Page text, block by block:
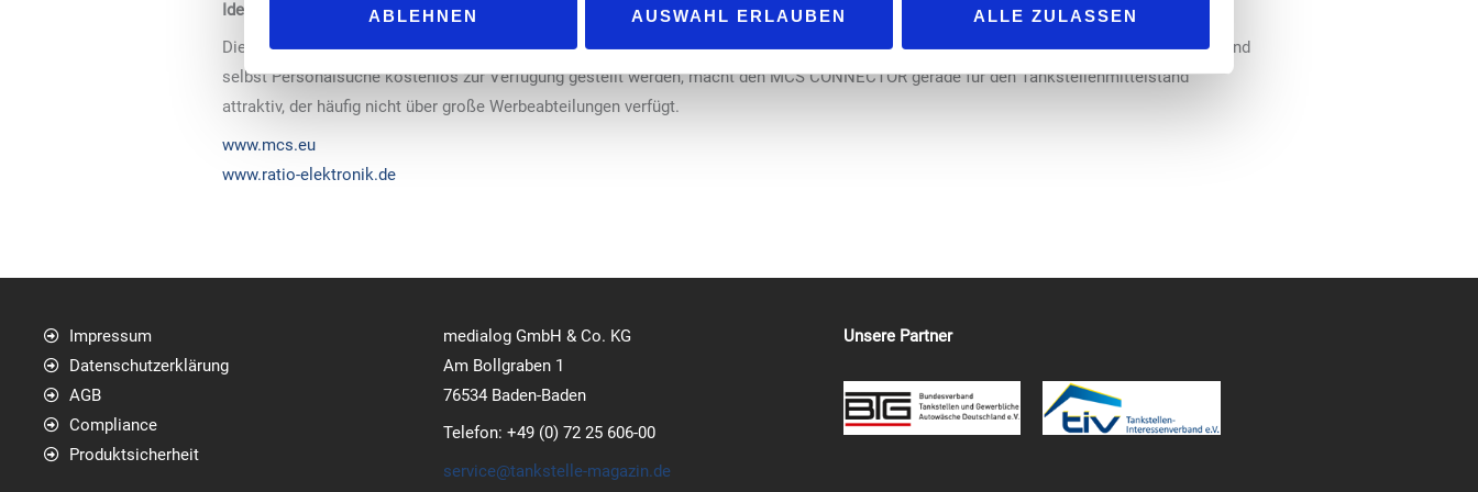
ABLEHNEN AUSWAHL ERLAUBEN ALLE ZULASSEN
Ideal für den Tankstellenmittelstand
Die einfache Handhabung des Systems, die Vielfalt der Vorlagen und die Tatsache, dass hunderte Vorlagen für Shop, Bistro, Autowäsche und
selbst Personalsuche kostenlos zur Verfügung gestellt werden, macht den MCS CONNECTOR gerade für den Tankstellenmittelstand
attraktiv, der häufig nicht über große Werbeabteilungen verfügt.
www.mcs.eu
www.ratio-elektronik.de
Impressum
Datenschutzerklärung
AGB
Compliance
Produktsicherheit
medialog GmbH & Co. KG
Am Bollgraben 1
76534 Baden-Baden
Telefon: +49 (0) 72 25 606-00
service@tankstelle-magazin.de
Unsere Partner